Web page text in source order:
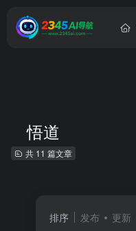
悟道
共 11 篇文章
排序 发布 更新